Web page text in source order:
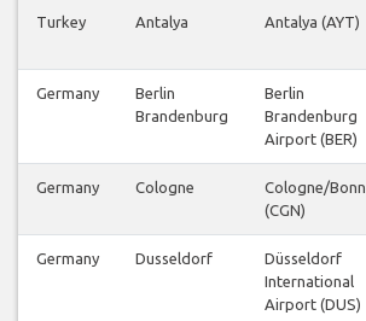
Turkey Antalya Antalya (AYT)
Germany
Berlin
Brandenburg
Berlin
Brandenburg
Airport (BER)
Germany Cologne
Cologne/Bonn
(CGN)
Germany Dusseldorf
Düsseldorf
International
Airport (DUS)